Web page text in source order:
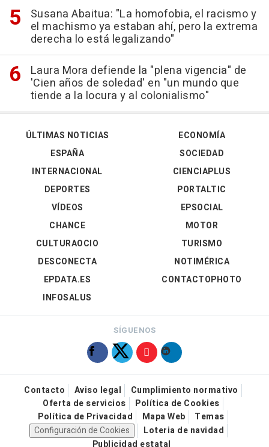
Susana Abaitua: "La homofobia, el racismo y
el machismo ya estaban ahí, pero la extrema
derecha lo está legalizando"
Laura Mora defiende la "plena vigencia" de
'Cien años de soledad' en "un mundo que
tiende a la locura y al colonialismo"
ÚLTIMAS NOTICIAS
ESPAÑA
INTERNACIONAL
DEPORTES
VÍDEOS
ECONOMÍA
SOCIEDAD
CIENCIAPLUS
PORTALTIC
EPSOCIAL
CHANCE
CULTURAOCIO
DESCONECTA
EPDATA.ES
INFOSALUS
MOTOR
TURISMO
NOTIMÉRICA
CONTACTOPHOTO
SÍGUENOS
Contacto Aviso legal
Cumplimiento normativo
Oferta de servicios
Política de Cookies
Política de Privacidad
Mapa Web
Temas
Configuración de Cookies
Loteria de navidad
Publicidad estatal